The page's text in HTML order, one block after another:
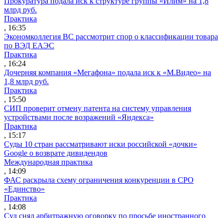
млрд руб.
Практика
, 16:35
Экономколлегия ВС рассмотрит спор о классификации товара
по ВЭД ЕАЭС
Практика
, 16:24
Дочерняя компания «Мегафона» подала иск к «М.Видео» на
1,8 млрд руб.
Практика
, 15:50
СИП проверит отмену патента на систему управления
устройствами после возражений «Яндекса»
Практика
, 15:17
Суды 10 стран рассматривают иски российской «дочки»
Google о возврате дивидендов
Международная практика
, 14:09
ФАС раскрыла схему ограничения конкуренции в СРО
«Единство»
Практика
, 14:08
Суд снял арбитражную оговорку по просьбе иностранного